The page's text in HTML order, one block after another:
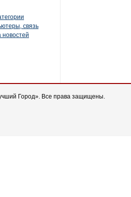
связь
новостей
Город». Все права защищены.